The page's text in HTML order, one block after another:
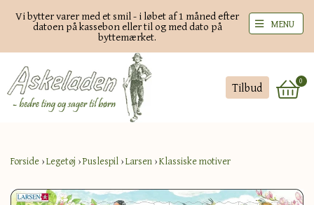
Vi bytter varer med et smil - i løbet af 1 måned efter
datoen på kassebon eller til og med dato på
byttemærket.
Tilbud 0
MENU
Forside ›Legetøj ›Puslespil ›Larsen ›Klassiske motiver